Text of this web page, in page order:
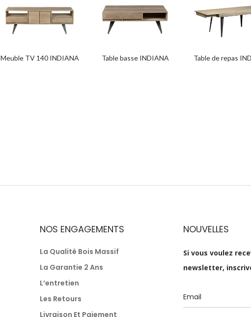
Meuble TV 140 INDIANA Table basse INDIANA Table de repas
NOS ENGAGEMENTS
La Qualité Bois Massif
La Garantie 2 Ans
L’entretien
Les Retours
Livraison Et Paiement
NOUVELLES
Si vous voulez
newsletter,